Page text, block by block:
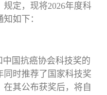
定，现将2026年度科
如下：
国抗癌协会科技奖的
时推荐了国家科技奖
其公布获奖后，将自